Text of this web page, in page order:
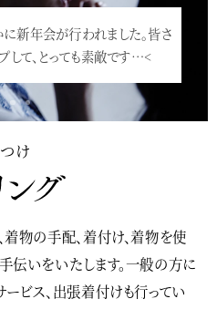
け
着物の手配、着付け、着物を使
伝いをいたします。一般の方に
ビス、出張着付けも行ってい
新年会が行われました。皆さ
して、とっても素敵です…<
のお知ら
が早いですが、新年会の日時が決